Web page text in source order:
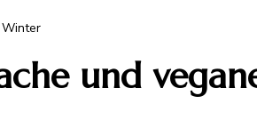
Winter
und